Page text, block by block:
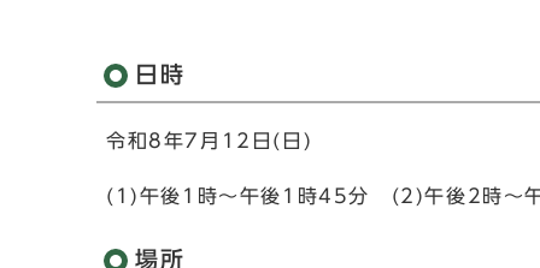
日時
令和8年7月12日(日)
(1)午後1時～午後1時45分 (2)午後2時～
場所